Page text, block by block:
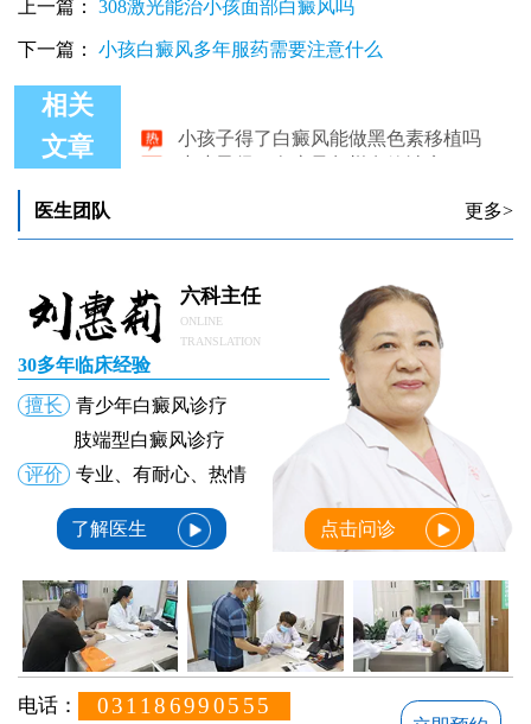
上一篇： 308激光能治小孩面部白癜风吗
下一篇： 小孩白癜风多年服药需要注意什么
相关
文章
小孩子得了白癜风怎样有效治疗
小孩子得了白癜风怎么有效治疗
医生团队 更多>
六科主任
ONLINE
TRANSLATION
30多年临床经验
擅长
青少年白癜风诊疗
肢端型白癜风诊疗
评价
专业、有耐心、热情
了解医生 点击问诊
电话： 031186990555